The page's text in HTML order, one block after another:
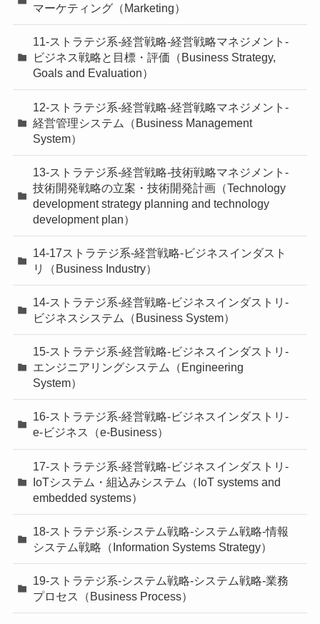
マーケティング（Marketing）
11-ストラテジ系-経営戦略-経営戦略マネジメント-
ビジネス戦略と目標・評価（Business Strategy,
Goals and Evaluation）
12-ストラテジ系-経営戦略-経営戦略マネジメント-
経営管理システム（Business Management
System）
13-ストラテジ系-経営戦略-技術戦略マネジメント-
技術開発戦略の立案・技術開発計画（Technology
development strategy planning and technology
development plan）
14-17ストラテジ系-経営戦略-ビジネスインダスト
リ（Business Industry）
14-ストラテジ系-経営戦略-ビジネスインダストリ-
ビジネスシステム（Business System）
15-ストラテジ系-経営戦略-ビジネスインダストリ-
エンジニアリングシステム（Engineering
System）
16-ストラテジ系-経営戦略-ビジネスインダストリ-
e-ビジネス（e-Business）
17-ストラテジ系-経営戦略-ビジネスインダストリ-
IoTシステム・組込みシステム（IoT systems and
embedded systems）
18-ストラテジ系-システム戦略-システム戦略-情報
システム戦略（Information Systems Strategy）
19-ストラテジ系-システム戦略-システム戦略-業務
プロセス（Business Process）